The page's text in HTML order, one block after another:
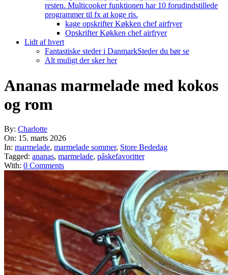
resten. Multicooker funktionen har 10 forudindstillede
programmer til fx at koge ris.
kage opskrifter Køkken chef airfryer
Opskrifter Køkken chef airfryer
Lidt af hvert
Fantastiske steder i DanmarkSteder du bør se
Alt muligt der sker her
Ananas marmelade med kokos
og rom
By: Charlotte
On: 15. marts 2026
In: marmelade, marmelade sommer, Store Bededag
Tagged: ananas, marmelade, påskefavoritter
With: 0 Comments